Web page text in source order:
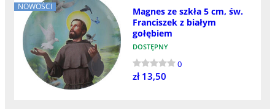
NOWOŚCI
Magnes ze szkła 5 cm, św.
Franciszek z białym
gołębiem
DOSTĘPNY
0
zł 13,50